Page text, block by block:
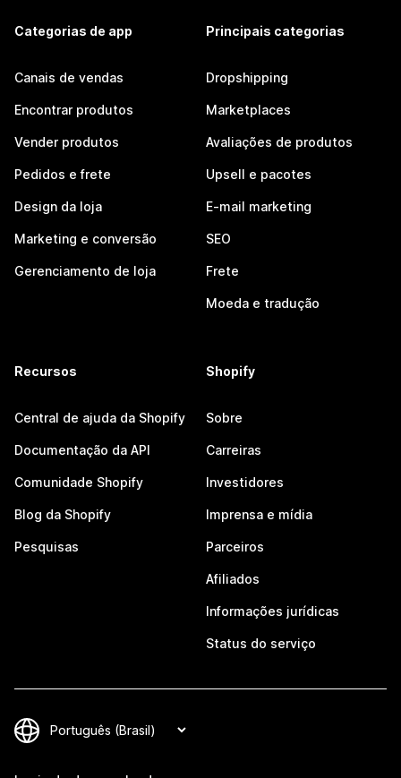
Categorias de app
Canais de vendas
Encontrar produtos
Vender produtos
Pedidos e frete
Design da loja
Marketing e conversão
Gerenciamento de loja
Principais categorias
Dropshipping
Marketplaces
Avaliações de produtos
Upsell e pacotes
E-mail marketing
SEO
Frete
Moeda e tradução
Recursos
Central de ajuda da Shopify
Documentação da API
Comunidade Shopify
Blog da Shopify
Pesquisas
Shopify
Sobre
Carreiras
Investidores
Imprensa e mídia
Parceiros
Afiliados
Informações jurídicas
Status do serviço